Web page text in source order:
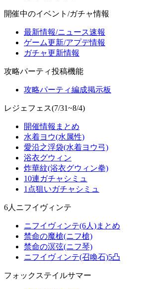
開催中のイベント/ガチャ情報
最新情報/ニュース速報
ゲーム更新/アプデ情報
ガチャ更新情報
攻略パーティ投稿機能
攻略パーティ編成掲示板
レジェフェス(7/31~8/4)
開催情報まとめ
水着ヨウ(水属性)
愛沿之浮袋(水着ヨウ弓)
浴衣グウィン
炸華紋(浴衣グウィン拳)
10連ガチャシミュ
1点狙いガチャシミュ
6人ニフイヴィンテ
ニフイヴィンテ(6人)まとめ
禁命の魔槍(ニフ槍)
禁命の溟弦(ニフ琴)
ニフイヴィンテ(召喚石)5凸
フォックステイルサマー